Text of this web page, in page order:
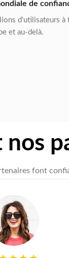
de
d'utilisateurs à
et au-delà.
nos
font